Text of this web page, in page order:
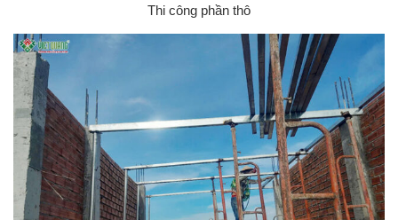
Thi công phần thô